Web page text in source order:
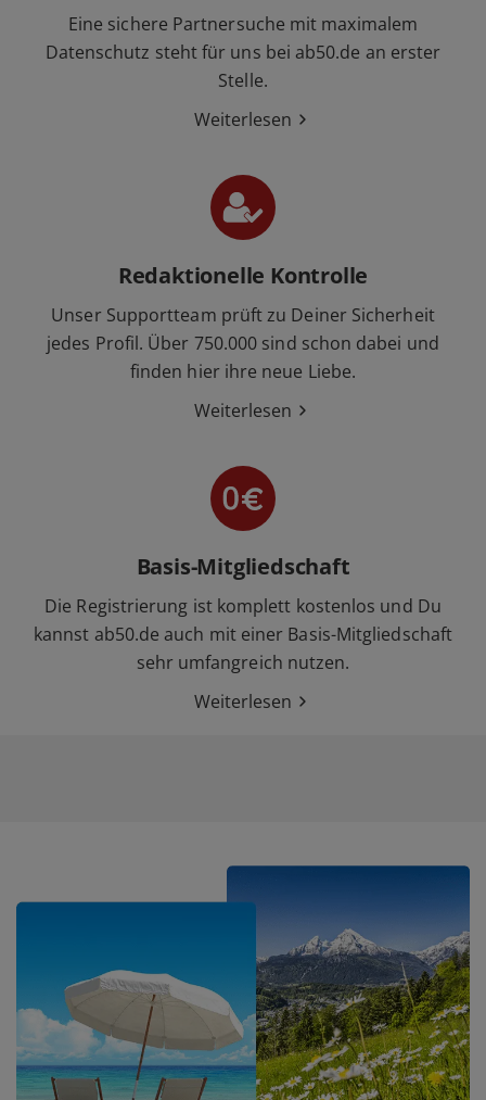
Eine sichere Partnersuche mit maximalem
Datenschutz steht für uns bei ab50.de an erster
Stelle.
Weiterlesen
Redaktionelle Kontrolle
Unser Supportteam prüft zu Deiner Sicherheit
jedes Profil. Über 750.000 sind schon dabei und
finden hier ihre neue Liebe.
Weiterlesen
Basis-Mitgliedschaft
Die Registrierung ist komplett kostenlos und Du
kannst ab50.de auch mit einer Basis-Mitgliedschaft
sehr umfangreich nutzen.
Weiterlesen